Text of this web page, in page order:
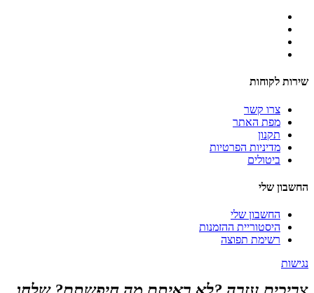
שירות לקוחות
צרו קשר
מפת האתר
תקנון
מדיניות הפרטיות
ביטולים
החשבון שלי
החשבון שלי
היסטוריית ההזמנות
רשימת תפוצה
נגישות